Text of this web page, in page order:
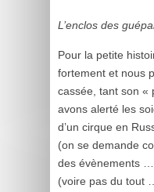
L’enclos des
Pour la petite
fortement et nous
cassée, tant son «
avons alerté les
d’un cirque en
(on se demande
des évènements
(voire pas du tout